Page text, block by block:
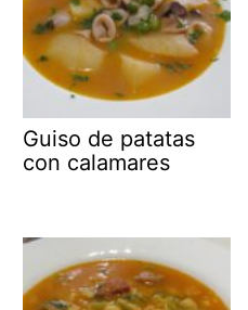
Guiso de patatas
con calamares